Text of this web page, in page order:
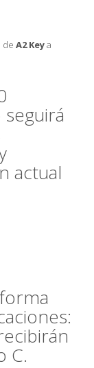
de A2 Keya
actual
C.